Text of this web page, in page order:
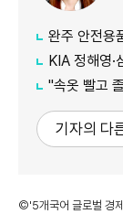
완주 안전용
KIA 정해영·삼성
"속옷 빨고 졸업
기자의 다
©'5개국어 글로벌 경제